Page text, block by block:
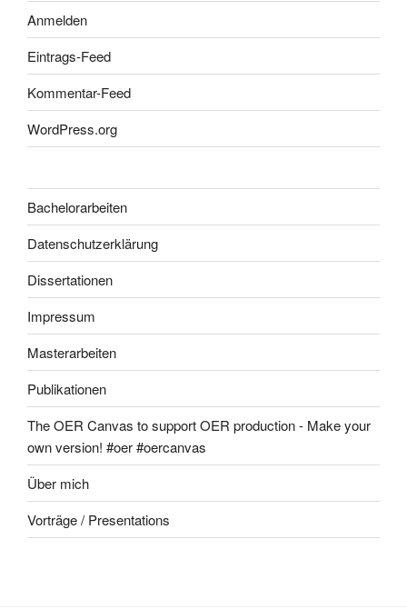
Anmelden
Eintrags-Feed
Kommentar-Feed
WordPress.org
Bachelorarbeiten
Datenschutzerklärung
Dissertationen
Impressum
Masterarbeiten
Publikationen
The OER Canvas to support OER production - Make your
own version! #oer #oercanvas
Über mich
Vorträge / Presentations